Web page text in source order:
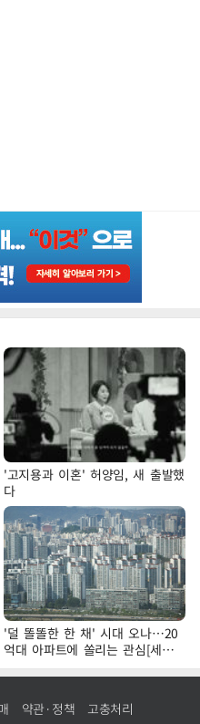
'고지용과 이혼' 허양임, 새 출발했
다
'덜 똘똘한 한 채' 시대 오나…20
억대 아파트에 쏠리는 관심[세제
개편, 그 이후②]
약관·정책 고충처리